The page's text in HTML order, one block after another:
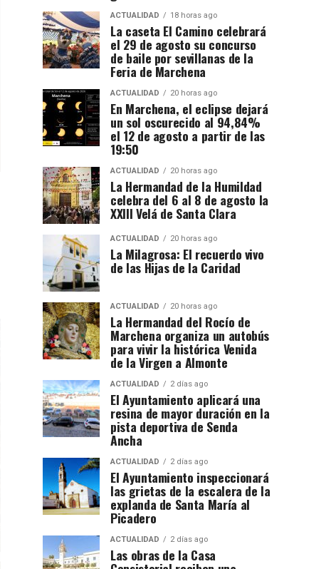
ACTUALIDAD 18 horas ago
La caseta El Camino celebrará
el 29 de agosto su concurso
de baile por sevillanas de la
Feria de Marchena
ACTUALIDAD 20 horas ago
En Marchena, el eclipse dejará
un sol oscurecido al 94,84%
el 12 de agosto a partir de las
19:50
ACTUALIDAD 20 horas ago
La Hermandad de la Humildad
celebra del 6 al 8 de agosto la
XXIII Velá de Santa Clara
ACTUALIDAD 20 horas ago
La Milagrosa: El recuerdo vivo
de las Hijas de la Caridad
ACTUALIDAD 20 horas ago
La Hermandad del Rocío de
Marchena organiza un autobús
para vivir la histórica Venida
de la Virgen a Almonte
ACTUALIDAD 2 días ago
El Ayuntamiento aplicará una
resina de mayor duración en la
pista deportiva de Senda
Ancha
ACTUALIDAD 2 días ago
El Ayuntamiento inspeccionará
las grietas de la escalera de la
explanda de Santa María al
Picadero
ACTUALIDAD 2 días ago
Las obras de la Casa